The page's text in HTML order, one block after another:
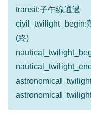
transit:子午線通過
civil_twilight_begin:
(終)